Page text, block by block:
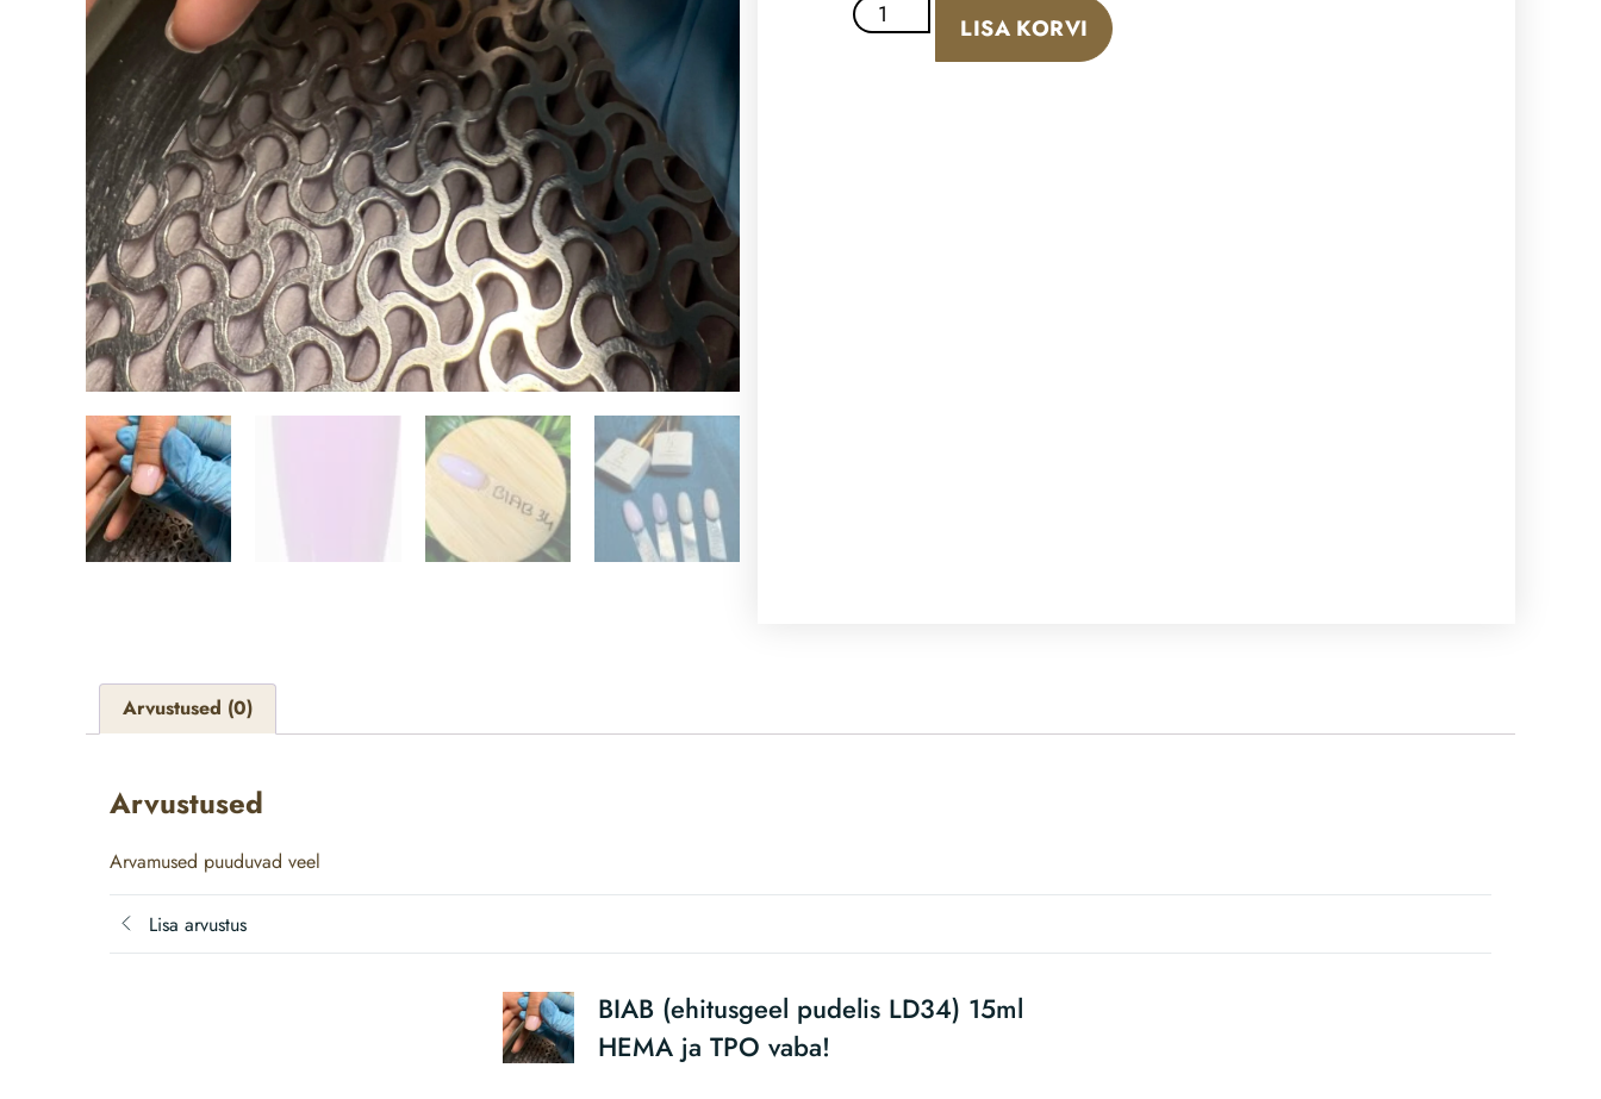
LISA KORVI
Arvustused (0)
Arvustused
Arvamused puuduvad veel
Lisa arvustus
BIAB (ehitusgeel pudelis LD34) 15ml
HEMA ja TPO vaba!